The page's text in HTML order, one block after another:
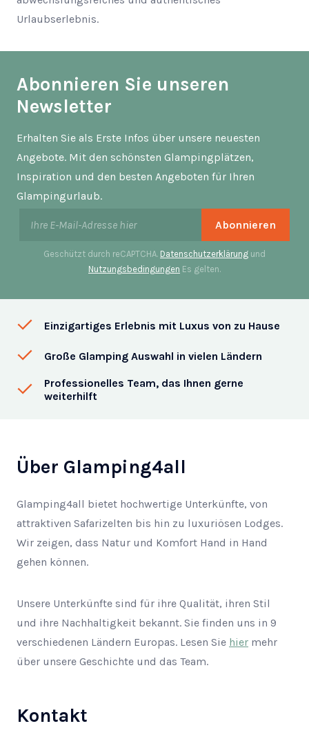
Urlaubserlebnis.
Abonnieren Sie unseren
Newsletter
Erhalten Sie als Erste Infos über unsere neuesten
Angebote. Mit den schönsten Glampingplätzen,
Inspiration und den besten Angeboten für Ihren
Glampingurlaub.
Geschützt durch reCAPTCHA. Datenschutzerklärung und
Nutzungsbedingungen Es gelten.
Einzigartiges Erlebnis mit Luxus von zu Hause
Große Glamping Auswahl in vielen Ländern
Professionelles Team, das Ihnen gerne
weiterhilft
Über Glamping4all
Glamping4all bietet hochwertige Unterkünfte, von
attraktiven Safarizelten bis hin zu luxuriösen Lodges.
Wir zeigen, dass Natur und Komfort Hand in Hand
gehen können.
Unsere Unterkünfte sind für ihre Qualität, ihren Stil
und ihre Nachhaltigkeit bekannt. Sie finden uns in 9
verschiedenen Ländern Europas. Lesen Sie hier mehr
über unsere Geschichte und das Team.
Kontakt